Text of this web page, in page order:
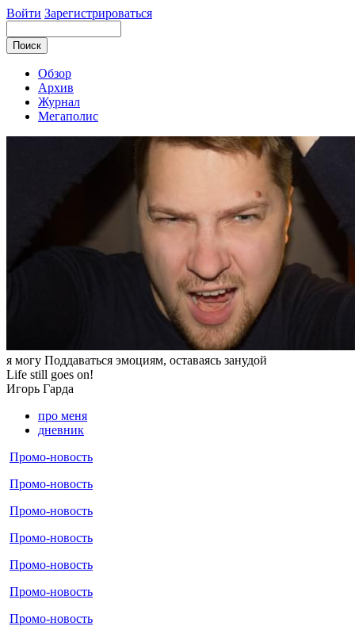
Войти Зарегистрироваться
Обзор
Архив
Журнал
Мегаполис
я могу Поддаваться эмоциям, оставаясь занудой
Life still goes on!
Игорь Гарда
про меня
дневник
Промо-новость
Промо-новость
Промо-новость
Промо-новость
Промо-новость
Промо-новость
Промо-новость